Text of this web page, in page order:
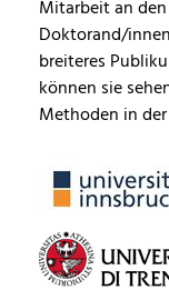
Mitarbeit an
Doktorand/
breiteres
können sie
Methoden in